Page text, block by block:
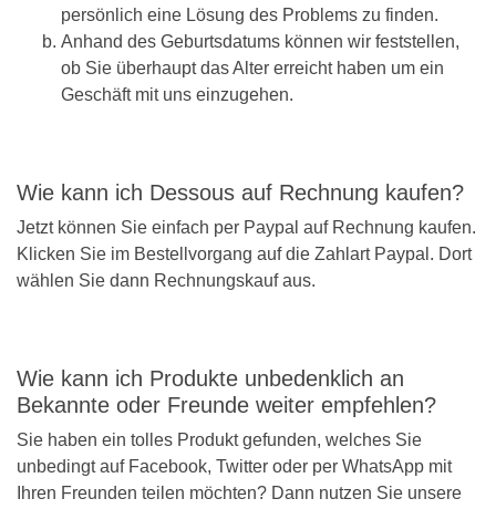
persönlich eine Lösung des Problems zu finden.
Anhand des Geburtsdatums können wir feststellen,
ob Sie überhaupt das Alter erreicht haben um ein
Geschäft mit uns einzugehen.
Wie kann ich Dessous auf Rechnung kaufen?
Jetzt können Sie einfach per Paypal auf Rechnung kaufen.
Klicken Sie im Bestellvorgang auf die Zahlart Paypal. Dort
wählen Sie dann Rechnungskauf aus.
Wie kann ich Produkte unbedenklich an
Bekannte oder Freunde weiter empfehlen?
Sie haben ein tolles Produkt gefunden, welches Sie
unbedingt auf Facebook, Twitter oder per WhatsApp mit
Ihren Freunden teilen möchten? Dann nutzen Sie unsere